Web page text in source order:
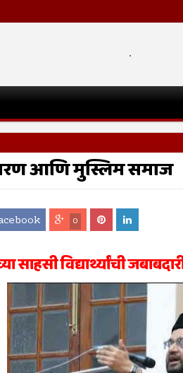
.
आणि मुस्लिम समाज
0
साहसी विद्यार्थ्यांची